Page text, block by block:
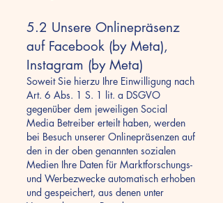
5.2 Unsere Onlinepräsenz
auf Facebook (by Meta),
Instagram (by Meta)
Soweit Sie hierzu Ihre Einwilligung nach
Art. 6 Abs. 1 S. 1 lit. a DSGVO
gegenüber dem jeweiligen Social
Media Betreiber erteilt haben, werden
bei Besuch unserer Onlinepräsenzen auf
den in der oben genannten sozialen
Medien Ihre Daten für Marktforschungs-
und Werbezwecke automatisch erhoben
und gespeichert, aus denen unter